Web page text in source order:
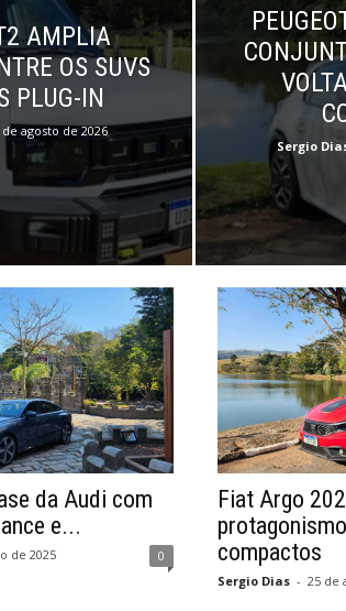
AMPLIA
OS SUVS
PLUG-IN
de agosto de 2026
Sergio
da Audi com
e...
de 2025 0
Fiat Argo
compactos
Sergio Dias - 25 de